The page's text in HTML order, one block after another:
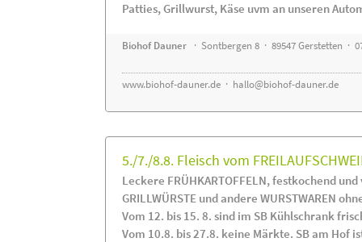
Patties, Grillwurst, Käse uvm an unseren
Biohof Dauner · Sontbergen 8 · 89547 Gerstetten ·
www.biohof-dauner.de · hallo@biohof-dauner.de
5./7./8.8. Fleisch vom
Leckere FRÜHKARTOFFELN, festkochend
GRILLWÜRSTE und andere WURSTWAREN
Vom 12. bis 15. 8. sind im SB Kühlschrank
Vom 10.8. bis 27.8. keine Märkte. SB am Hof